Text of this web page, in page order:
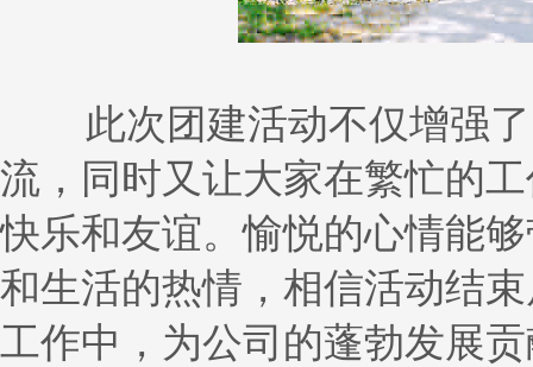
此次团建活动不仅增强了
流，同时又让大家在繁忙的
快乐和友谊。愉悦的心情能
和生活的热情，相信活动结
工作中，为公司的蓬勃发展